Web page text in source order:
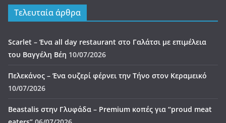
Τελευταία άρθρα
Scarlet – Ένα all day restaurant στο Γαλάτσι με επιμέλεια
του Βαγγέλη Βέη 10/07/2026
Πελεκάνος – Ένα ουζερί φέρνει την Τήνο στον Κεραμεικό
10/07/2026
Beastalis στην Γλυφάδα – Premium κοπές για “proud meat